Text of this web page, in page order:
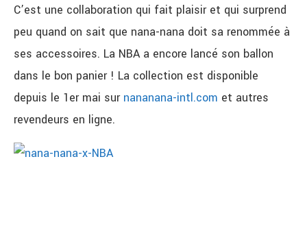
C’est une collaboration qui fait plaisir et qui surprend
peu quand on sait que nana-nana doit sa renommée à
ses accessoires. La NBA a encore lancé son ballon
dans le bon panier ! La collection est disponible
depuis le 1er mai sur nananana-intl.com et autres
revendeurs en ligne.